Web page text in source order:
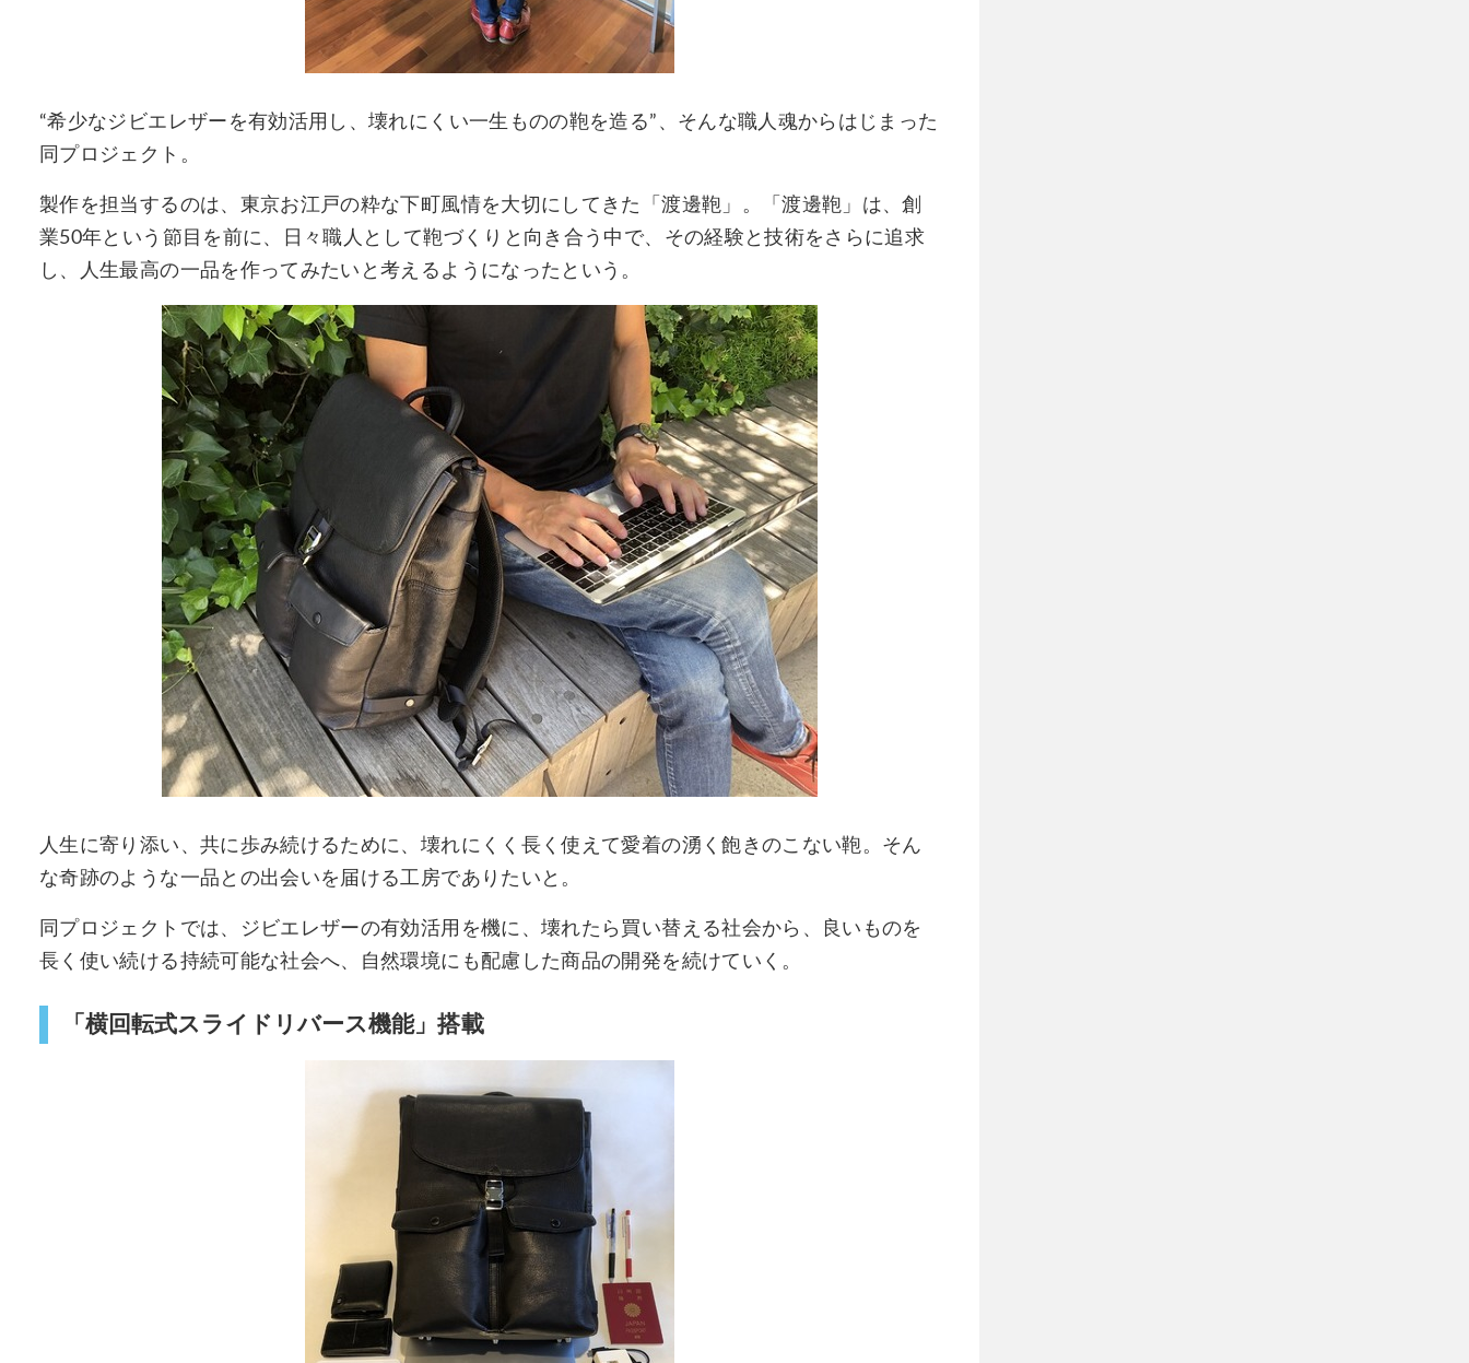
“希少なジビエレザーを有効活用し、壊れにくい一生ものの鞄を造る”、そんな職人魂からはじまった
同プロジェクト。
製作を担当するのは、東京お江戸の粋な下町風情を大切にしてきた「渡邊鞄」。「渡邊鞄」は、創
業50年という節目を前に、日々職人として鞄づくりと向き合う中で、その経験と技術をさらに追求
し、人生最高の一品を作ってみたいと考えるようになったという。
人生に寄り添い、共に歩み続けるために、壊れにくく長く使えて愛着の湧く飽きのこない鞄。そん
な奇跡のような一品との出会いを届ける工房でありたいと。
同プロジェクトでは、ジビエレザーの有効活用を機に、壊れたら買い替える社会から、良いものを
長く使い続ける持続可能な社会へ、自然環境にも配慮した商品の開発を続けていく。
「横回転式スライドリバース機能」搭載